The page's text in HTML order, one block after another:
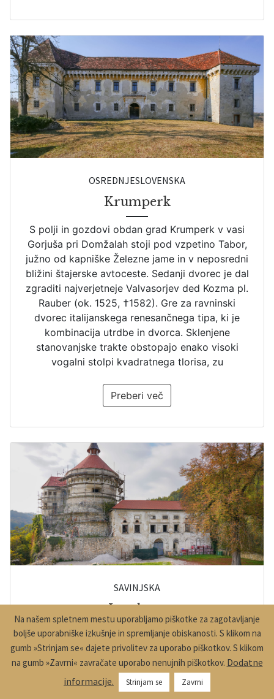
OSREDNJESLOVENSKA
Krumperk
S polji in gozdovi obdan grad Krumperk v vasi
Gorjuša pri Domžalah stoji pod vzpetino Tabor,
južno od kapniške Železne jame in v neposredni
bližini štajerske avtoceste. Sedanji dvorec je dal
zgraditi najverjetneje Valvasorjev ded Kozma pl.
Rauber (ok. 1525, †1582). Gre za ravninski
dvorec italijanskega renesančnega tipa, ki je
kombinacija utrdbe in dvorca. Sklenjene
stanovanjske trakte obstopajo enako visoki
vogalni stolpi kvadratnega tlorisa, zu
Preberi več
SAVINJSKA
Lemberg
Srednjeveški grad Lemberg je v pisnih virih
prvič omenjen leta 1213, leta 1452 so ga
razdejali Celjski grofje. Med zgodnjim 16.
stoletjem in predzadnjim desetletjem istega
stoletja so postopoma novega gradili Krištof,
Na našem spletnem mestu uporabljamo piškotke za zagotavljanje
boljše uporabniške izkušnje in spremljanje obiskanosti. S klikom na
gumb »Strinjam se« dajete privolitev za uporabo piškotkov. S klikom
na gumb »Zavrni« zavračate uporabo nenujnih piškotkov. Dodatne
informacije.
Strinjam se Zavrni